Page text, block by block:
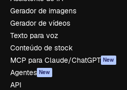
Gerador de imagens
Gerador de vídeos
Texto para voz
Conteúdo de stock
MCP para Claude/ChatGPT New
Agentes New
API